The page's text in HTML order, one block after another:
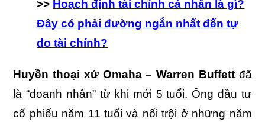
>> Hoạch định tài chính cá nhân là gì?
Đây có phải đường ngắn nhất đến tự
do tài chính?
Huyền thoại xứ Omaha – Warren Buffettđã
là “doanh nhân” từ khi mới 5 tuổi. Ông đầu tư
cổ phiếu năm 11 tuổi và nổi trội ở những năm